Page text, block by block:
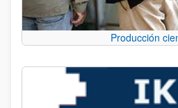
Producción